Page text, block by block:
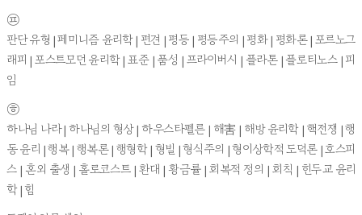
㉬
판단 유형 | 페미니즘 윤리학 | 편견 | 평등 | 평등주의 | 평화 | 평화론 | 포르노그
래피 | 포스트모던 윤리학 | 표준 | 품성 | 프라이버시 | 플라톤 | 플로티노스 | 피
임
㉭
하나님 나라 | 하나님의 형상 | 하우스타펠른 | 해害 | 해방 윤리학 | 핵전쟁 | 행
동 윤리 | 행복 | 행복론 | 행형학 | 형벌 | 형식주의 | 형이상학적 도덕론 | 호스피
스 | 혼외 출생 | 홀로코스트 | 환대 | 황금률 | 회복적 정의 | 회칙 | 힌두교 윤리
학 | 힘